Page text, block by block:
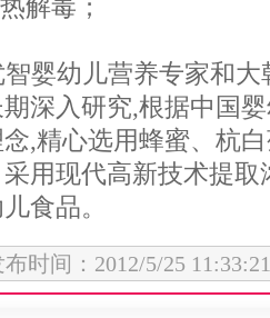
解毒；
婴幼儿营养专家和大
深入研究,根据中国
,精心选用蜂蜜、杭
用现代高新技术提
食品。
时间：2012/5/25 11:33:21